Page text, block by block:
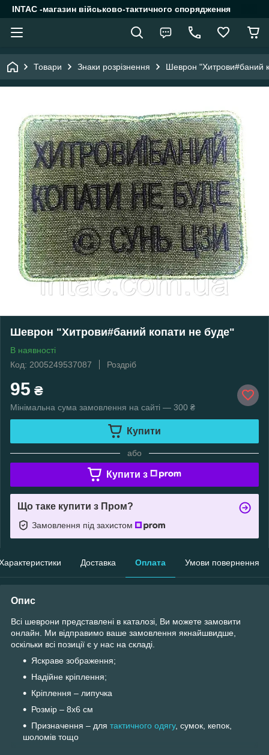
INTAC -магазин військово-тактичного спорядження
Товари Знаки розрізнення Шеврон "Хитрови#баний
Шеврон "Хитрови#баний копати не буде"
В наявності
Код: 2005249537087
Роздріб
95 ₴
Мінімальна сума замовлення на сайті — 300 ₴
Купити
або
Купити з
Що таке купити з Пром?
Замовлення під захистом
Доставка Оплата Умови повернення
Опис
Всі шеврони представлені в каталозі, Ви можете замовити
онлайн. Ми відправимо ваше замовлення якнайшвидше,
оскільки всі позиції є у ​​нас на складі.
Яскраве зображення;
Надійне кріплення;
Кріплення – липучка
Розмір – 8х6 см
Призначення – для тактичного одягу, сумок, кепок,
шоломів тощо